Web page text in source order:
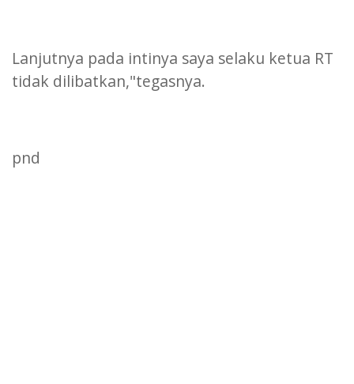
Lanjutnya pada intinya saya selaku ketua RT
tidak dilibatkan,"tegasnya.
pnd